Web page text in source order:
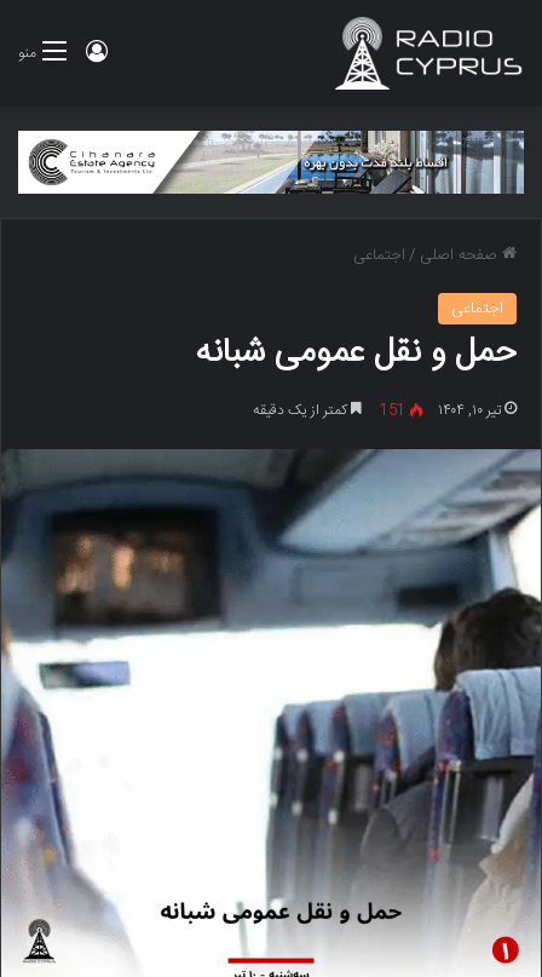
منو ورود
صفحه اصلی /اجتماعی
اجتماعی
حمل و نقل عمومی شبانه
تیر ۱۰, ۱۴۰۴ 151 کمتر از یک دقیقه